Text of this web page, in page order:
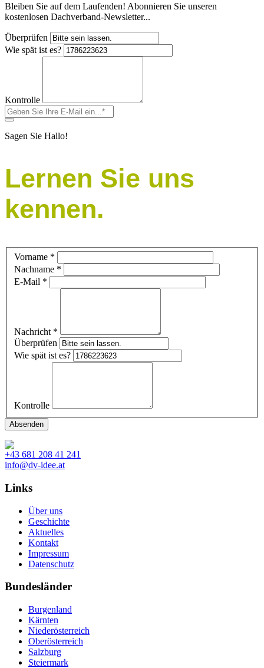
Bleiben Sie auf dem Laufenden! Abonnieren Sie unseren
kostenlosen Dachverband-Newsletter...
Überprüfen
Wie spät ist es?
Kontrolle
Sagen Sie Hallo!
Lernen Sie uns
kennen.
Vorname *
Nachname *
E-Mail *
Nachricht *
Überprüfen
Wie spät ist es?
Kontrolle
+43 681 208 41 241
info@dv-idee.at
Links
Über uns
Geschichte
Aktuelles
Kontakt
Impressum
Datenschutz
Bundesländer
Burgenland
Kärnten
Niederösterreich
Oberösterreich
Salzburg
Steiermark